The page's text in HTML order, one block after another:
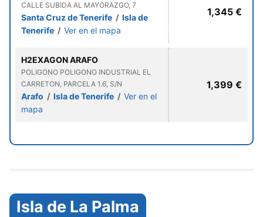
CALLE SUBIDA AL MAYORAZGO, 7
Santa Cruz de Tenerife / Isla de
Tenerife / Ver en el mapa
1,345 €
H2EXAGON ARAFO
POLIGONO POLIGONO INDUSTRIAL EL
CARRETON, PARCELA 1.6, S/N
Arafo / Isla de Tenerife / Ver en el
mapa
1,399 €
Isla de La Palma